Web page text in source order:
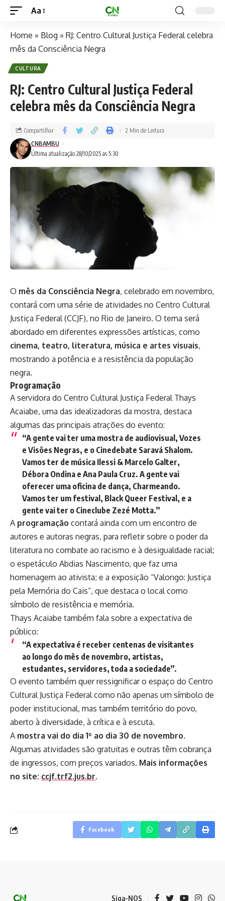
Aa
Home » Blog » RJ: Centro Cultural Justiça Federal celebra
mês da Consciência Negra
CULTURA
RJ: Centro Cultural Justiça Federal
celebra mês da Consciência Negra
Última atualização 28/10/2025 as 5:30
CNBAMBU
Compartilhar 2 Min de Leitura
O mês da Consciência Negra, celebrado em novembro,
contará com uma série de atividades no Centro Cultural
Justiça Federal (CCJF), no Rio de Janeiro. O tema será
abordado em diferentes expressões artísticas, como
cinema, teatro, literatura, música e artes visuais,
mostrando a potência e a resistência da população
negra.
Programação
A servidora do Centro Cultural Justiça Federal Thays
Acaiabe, uma das idealizadoras da mostra, destaca
algumas das principais atrações do evento:
“A gente vai ter uma mostra de audiovisual, Vozes
e Visões Negras, e o Cinedebate Saravá Shalom.
Vamos ter de música Ilessi & Marcelo Galter,
Débora Ondina e Ana Paula Cruz. A gente vai
oferecer uma oficina de dança, Charmeando.
Vamos ter um festival, Black Queer Festival, e a
gente vai ter o Cineclube Zezé Motta.”
A programação contará ainda com um encontro de
autores e autoras negras, para refletir sobre o poder da
literatura no combate ao racismo e à desigualdade racial;
o espetáculo Abdias Nascimento, que faz uma
homenagem ao ativista; e a exposição “Valongo: Justiça
pela Memória do Cais”, que destaca o local como
símbolo de resistência e memória.
Thays Acaiabe também fala sobre a expectativa de
público:
“A expectativa é receber centenas de visitantes
ao longo do mês de novembro, artistas,
estudantes, servidores, toda a sociedade”.
O evento também quer ressignificar o espaço do Centro
Cultural Justiça Federal como não apenas um símbolo de
poder institucional, mas também território do povo,
aberto à diversidade, à crítica e à escuta.
A mostra vai do dia 1º ao dia 30 de novembro.
Algumas atividades são gratuitas e outras têm cobrança
de ingressos, com preços variados. Mais informações
no site: ccjf.trf2.jus.br.
Facebook
Siga-NOS